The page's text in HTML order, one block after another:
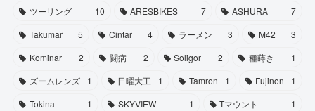
ツーリング
10 ARESBIKES 7 ASHURA
7
Takumar
5 Cintar 4 ラーメン 3 M42
3
Kominar
2 闘病 2 Soligor 2 種蒔き
1
ズームレンズ
1 日曜大工 1 Tamron 1 Fujinon
1
Tokina
1 SKYVIEW 1 Tマウント
1